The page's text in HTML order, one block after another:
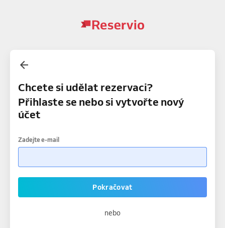
Chcete si udělat rezervaci?
Přihlaste se nebo si vytvořte nový
účet
Zadejte e-mail
Pokračovat
nebo